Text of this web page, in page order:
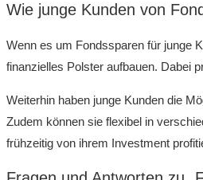
Wie​ junge Kunden von
Wenn‌ es um Fondssparen ‌für junge
finanzielles Polster aufbauen. Dabei
Weiterhin haben⁢ junge Kunden die
Zudem können sie flexibel⁣ in
⁢frühzeitig von ihrem Investment